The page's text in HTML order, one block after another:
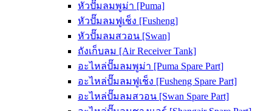
หัวปั๊มลมพูม่า [Puma]
หัวปั๊มลมฟูเช็ง [Fusheng]
หัวปั๊มลมสวอน [Swan]
ถังเก็บลม [Air Receiver Tank]
อะไหล่ปั๊มลมพูม่า [Puma Spare Part]
อะไหล่ปั๊มลมฟูเช็ง [Fusheng Spare Part]
อะไหล่ปั๊มลมสวอน [Swan Spare Part]